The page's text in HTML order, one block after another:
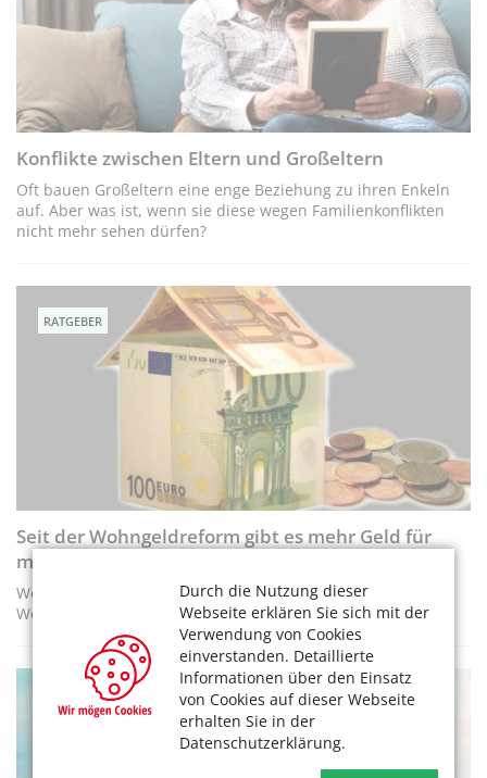
Durch die Nutzung dieser
Webseite erklären Sie sich mit der
Verwendung von Cookies
einverstanden. Detaillierte
Informationen über den Einsatz
von Cookies auf dieser Webseite
erhalten Sie in der
Datenschutzerklärung.
Konflikte zwischen Eltern und Großeltern
Oft bauen Großeltern eine enge Beziehung zu ihren Enkeln
auf. Aber was ist, wenn sie diese wegen Familienkonflikten
nicht mehr sehen dürfen?
RATGEBER
Seit der Wohngeldreform gibt es mehr Geld für
mehr Haushalte
Wer hat Anspruch auf Wohngeld und Energiepauschale?
Wohngeldantrag leicht gemacht
VEREINE / ORGANISATIONEN